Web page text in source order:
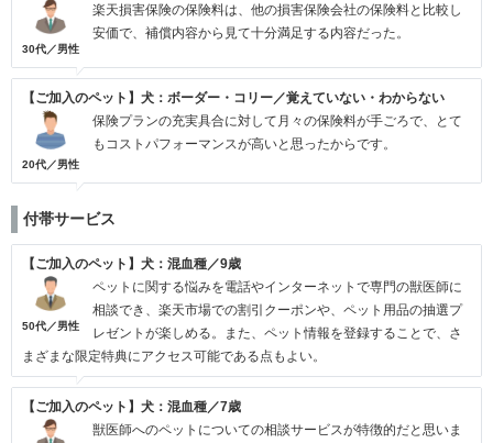
30代／男性
楽天損害保険の保険料は、他の損害保険会社の保険料と比較し
安価で、補償内容から見て十分満足する内容だった。
【ご加入のペット】犬：ボーダー・コリー／覚えていない・わからない
20代／男性
保険プランの充実具合に対して月々の保険料が手ごろで、とて
もコストパフォーマンスが高いと思ったからです。
付帯サービス
【ご加入のペット】犬：混血種／9歳
50代／男性
ペットに関する悩みを電話やインターネットで専門の獣医師に
相談でき、楽天市場での割引クーポンや、ペット用品の抽選プ
レゼントが楽しめる。また、ペット情報を登録することで、さ
まざまな限定特典にアクセス可能である点もよい。
【ご加入のペット】犬：混血種／7歳
獣医師へのペットについての相談サービスが特徴的だと思いま